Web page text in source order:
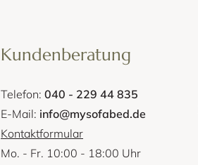
Kundenberatung
Telefon: 040 - 229 44 835
E-Mail: info@mysofabed.de
Kontaktformular
Mo. - Fr. 10:00 - 18:00 Uhr